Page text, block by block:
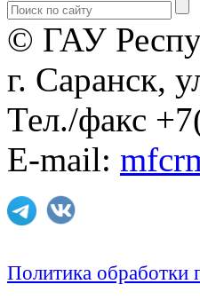
© ГАУ
г. Саранск,
Тел./факс
E-mail:
Политика